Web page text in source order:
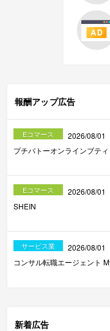
報酬アップ広告
Eコマース
2026/08/01
プチバトーオンラインブティ
Eコマース
2026/08/01
SHEIN
サービス業
2026/08/01
コンサル転職エージェント
新着広告